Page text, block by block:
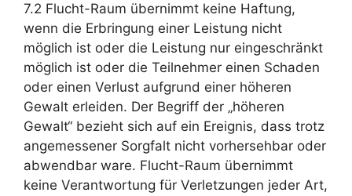
7.2 Flucht-Raum übernimmt keine Haftung,
wenn die Erbringung einer Leistung nicht
möglich ist oder die Leistung nur eingeschränkt
möglich ist oder die Teilnehmer einen Schaden
oder einen Verlust aufgrund einer höheren
Gewalt erleiden. Der Begriff der „höheren
Gewalt“ bezieht sich auf ein Ereignis, dass trotz
angemessener Sorgfalt nicht vorhersehbar oder
abwendbar ware. Flucht-Raum übernimmt
keine Verantwortung für Verletzungen jeder Art,